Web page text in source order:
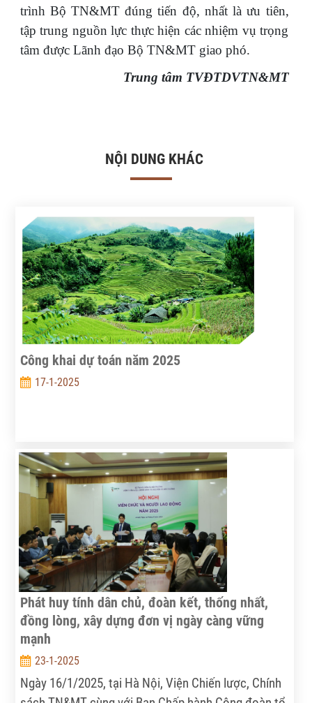
trình Bộ TN&MT đúng tiến độ, nhất là ưu tiên,
tập trung nguồn lực thực hiện các nhiệm vụ trọng
tâm được Lãnh đạo Bộ TN&MT giao phó.
Trung tâm TVĐTDVTN&MT
NỘI DUNG KHÁC
Công khai dự toán năm 2025
17-1-2025
Phát huy tính dân chủ, đoàn kết, thống nhất,
đồng lòng, xây dựng đơn vị ngày càng vững
mạnh
23-1-2025
Ngày 16/1/2025, tại Hà Nội, Viện Chiến lược, Chính